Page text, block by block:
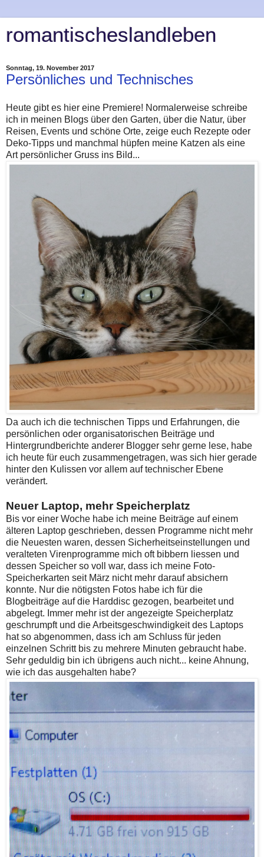
romantischeslandleben
Sonntag, 19. November 2017
Persönliches und Technisches
Heute gibt es hier eine Premiere! Normalerweise schreibe
ich in meinen Blogs über den Garten, über die Natur, über
Reisen, Events und schöne Orte, zeige euch Rezepte oder
Deko-Tipps und manchmal hüpfen meine Katzen als eine
Art persönlicher Gruss ins Bild...
Da auch ich die technischen Tipps und Erfahrungen, die
persönlichen oder organisatorischen Beiträge und
Hintergrundberichte anderer Blogger sehr gerne lese, habe
ich heute für euch zusammengetragen, was sich hier gerade
hinter den Kulissen vor allem auf technischer Ebene
verändert.
Neuer Laptop, mehr Speicherplatz
Bis vor einer Woche habe ich meine Beiträge auf einem
älteren Laptop geschrieben, dessen Programme nicht mehr
die Neuesten waren, dessen Sicherheitseinstellungen und
veralteten Virenprogramme mich oft bibbern liessen und
dessen Speicher so voll war, dass ich meine Foto-
Speicherkarten seit März nicht mehr darauf absichern
konnte. Nur die nötigsten Fotos habe ich für die
Blogbeiträge auf die Harddisc gezogen, bearbeitet und
abgelegt. Immer mehr ist der angezeigte Speicherplatz
geschrumpft und die Arbeitsgeschwindigkeit des Laptops
hat so abgenommen, dass ich am Schluss für jeden
einzelnen Schritt bis zu mehrere Minuten gebraucht habe.
Sehr geduldig bin ich übrigens auch nicht... keine Ahnung,
wie ich das ausgehalten habe?